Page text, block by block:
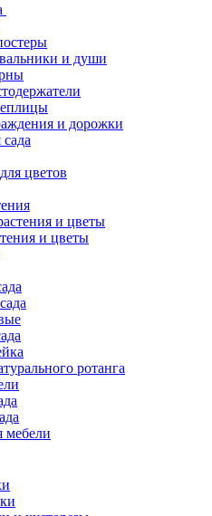
и души
и дорожки
цветов
и цветы
и цветы
ротанга
мебели